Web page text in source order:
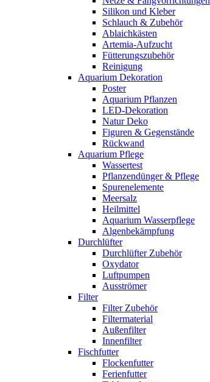
Silikon und Kleber
Schlauch & Zubehör
Ablaichkästen
Artemia-Aufzucht
Fütterungszubehör
Reinigung
Aquarium Dekoration
Poster
Aquarium Pflanzen
LED-Dekoration
Natur Deko
Figuren & Gegenstände
Rückwand
Aquarium Pflege
Wassertest
Pflanzendünger & Pflege
Spurenelemente
Meersalz
Heilmittel
Aquarium Wasserpflege
Algenbekämpfung
Durchlüfter
Durchlüfter Zubehör
Oxydator
Luftpumpen
Ausströmer
Filter
Filter Zubehör
Filtermaterial
Außenfilter
Innenfilter
Fischfutter
Flockenfutter
Ferienfutter